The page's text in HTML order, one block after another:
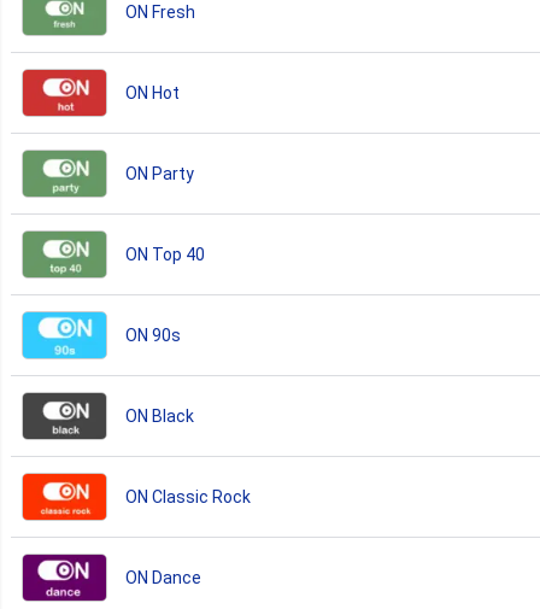
ON Fresh
ON Hot
ON Party
ON Top 40
ON 90s
ON Black
ON Classic Rock
ON Dance